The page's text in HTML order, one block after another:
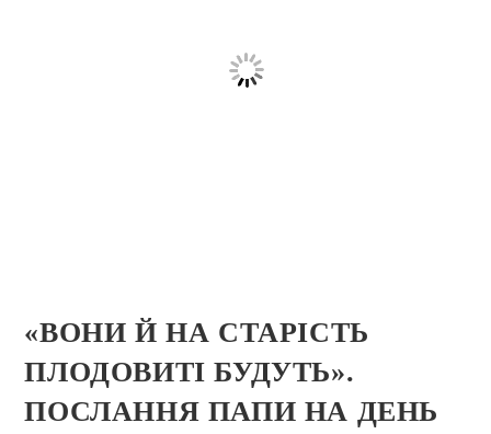
«ВОНИ Й НА СТАРІСТЬ
ПЛОДОВИТІ БУДУТЬ».
ПОСЛАННЯ ПАПИ НА ДЕНЬ